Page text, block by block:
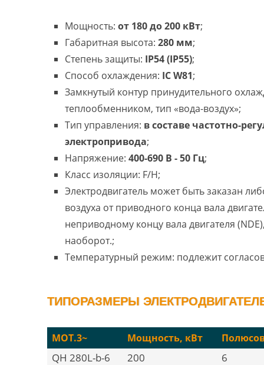
Мощность: от 180 до 200 кВт;
Габаритная высота: 280 мм;
Степень защиты: IP54 (IP55);
Способ охлаждения: IC W81;
Замкнутый контур принудительного
теплообменником, тип «вода-воздух»;
Тип управления: в составе частотно-
электропривода;
Напряжение: 400-690 В - 50 Гц;
Класс изоляции: F/H;
Электродвигатель может быть заказан
воздуха от приводного конца вала
неприводному концу вала двигателя
наоборот.;
Температурный режим: подлежит
ТИПОРАЗМЕРЫ
MOT.3~ Мощность, кВт
QH 280L-b-6 200
6